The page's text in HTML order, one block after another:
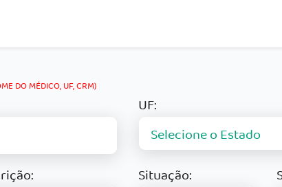
DO MÉDICO, UF, CRM)
UF:
Situação: